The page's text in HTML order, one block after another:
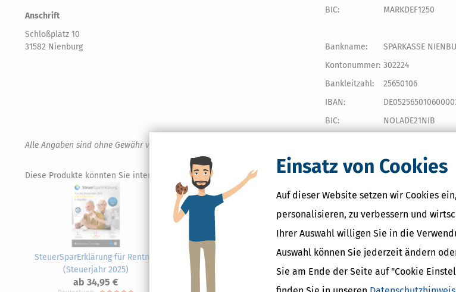
Einsatz von Cookies
Auf dieser Website setzen wir Cookies
personalisieren, zu verbessern und
Ihrer Auswahl willigen Sie in die
Auswahl können Sie jederzeit ändern
Sie am Ende der Seite auf "Cookie
Anschrift
Schloßplatz 10
31582 Nienburg
BIC:
MARKDEF1250
Bankname:
SPARKASSE
Kontonummer: 302224
Bankleitzahl:
25650106
IBAN:
BIC:
NOLADE21NIB
Alle Angaben sind ohne Gewähr von Richtigkeit und Vollständigkeit.
Diese Produkte könnten Sie interessieren.
SteuerSparErklärung für Rentner
(Steuerjahr 2025)
ab 34,95 €
SteuerSparErklärung für
Selbstständige (Steuerjahr 2025) -